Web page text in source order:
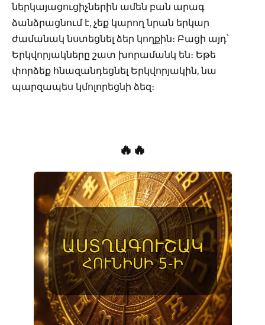
ներկայացուցիչներին ամեն բան արագ
ձանձրացնում է, չեք կարող նրան երկար
ժամանակ նստեցնել ձեր կողքին։ Բացի այդ՝
Երկվորյակները շատ խորամանկ են։ Եթե
փորձեք հնազանդեցնել Երկվորյակին, նա
պարզապես կմոլորեցնի ձեզ։
🔥🔥